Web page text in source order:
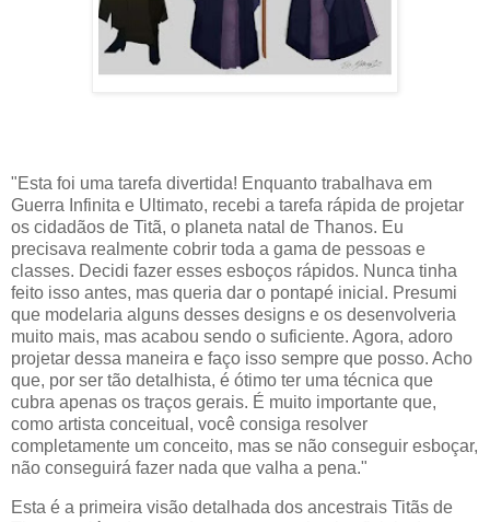
"Esta foi uma tarefa divertida! Enquanto trabalhava em
Guerra Infinita e Ultimato, recebi a tarefa rápida de projetar
os cidadãos de Titã, o planeta natal de Thanos. Eu
precisava realmente cobrir toda a gama de pessoas e
classes. Decidi fazer esses esboços rápidos. Nunca tinha
feito isso antes, mas queria dar o pontapé inicial. Presumi
que modelaria alguns desses designs e os desenvolveria
muito mais, mas acabou sendo o suficiente. Agora, adoro
projetar dessa maneira e faço isso sempre que posso. Acho
que, por ser tão detalhista, é ótimo ter uma técnica que
cubra apenas os traços gerais. É muito importante que,
como artista conceitual, você consiga resolver
completamente um conceito, mas se não conseguir esboçar,
não conseguirá fazer nada que valha a pena."
Esta é a primeira visão detalhada dos ancestrais Titãs de